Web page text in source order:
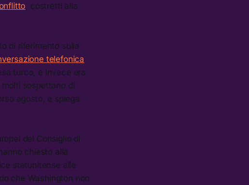
, costretti alla
di riferimento sulla
telefonica
turco, e invece era
sospettano di
agosto, e spiega
del Consiglio di
chiesto alla
statunitense alle
che Washington non